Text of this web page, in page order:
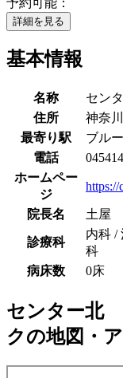
詳細を見る
基本情報
名称 セン
住所
神奈
最寄り駅
ブル
電話
ホームペー
ジ
https://
院長名 土屋
診療科
内科 /
科
病床数
0床
センター北
クの地図・